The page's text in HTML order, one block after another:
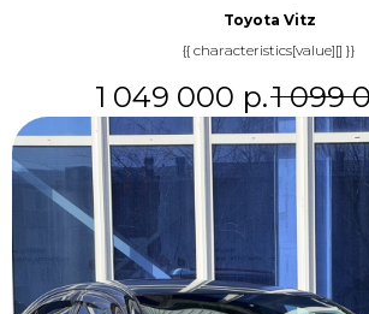
Toyota Vitz
{{ characteristics[value][] }}
1 049 000 р.1 099